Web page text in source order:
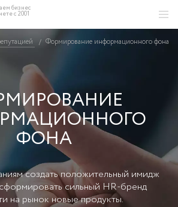
бизнес
с 2001
ФОНА
создать положительный имидж
сильный HR-бренд
на рынок новые продукты.
/ Формирование информационного фона